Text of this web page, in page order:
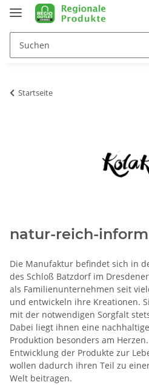
Startseite
natur-reich-inform
Die Manufaktur befindet sich in
des Schloß Batzdorf im
als Familienunternehmen seit
und entwickeln ihre Kreationen.
mit der notwendigen Sorgfalt
Dabei liegt ihnen eine
Produktion besonders am
Entwicklung der Produkte zur
wollen dadurch ihren Teil zu
Welt beitragen.